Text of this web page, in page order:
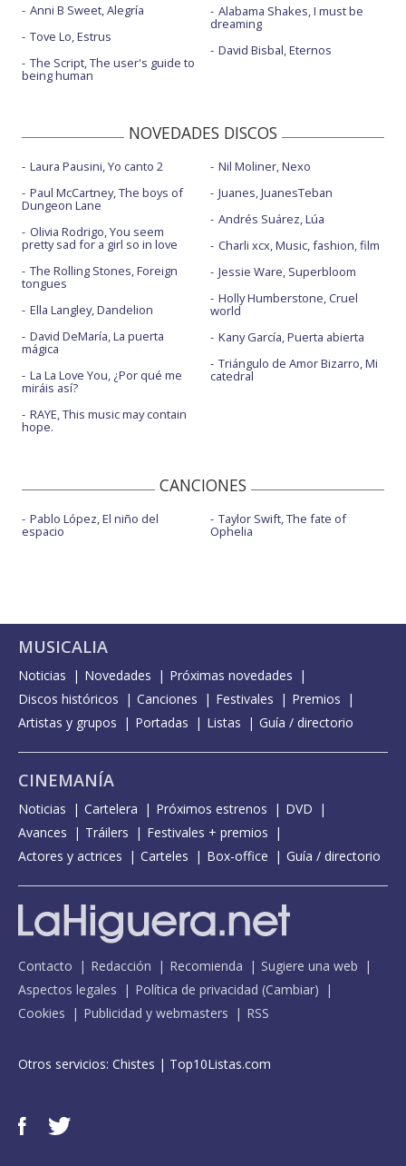
Anni B Sweet, Alegría
Tove Lo, Estrus
The Script, The user's guide to
being human
Alabama Shakes, I must be
dreaming
David Bisbal, Eternos
NOVEDADES DISCOS
Laura Pausini, Yo canto 2
Paul McCartney, The boys of
Dungeon Lane
Olivia Rodrigo, You seem
pretty sad for a girl so in love
The Rolling Stones, Foreign
tongues
Ella Langley, Dandelion
David DeMaría, La puerta
mágica
La La Love You, ¿Por qué me
miráis así?
RAYE, This music may contain
hope.
Nil Moliner, Nexo
Juanes, JuanesTeban
Andrés Suárez, Lúa
Charli xcx, Music, fashion, film
Jessie Ware, Superbloom
Holly Humberstone, Cruel
world
Kany García, Puerta abierta
Triángulo de Amor Bizarro, Mi
catedral
CANCIONES
Pablo López, El niño del
espacio
Taylor Swift, The fate of
Ophelia
MUSICALIA
Noticias Novedades
Próximas novedades
Discos históricos
Canciones Festivales
Premios
Artistas y grupos
Portadas Listas Guía / directorio
CINEMANÍA
Noticias Cartelera Próximos estrenos
DVD
Avances
Tráilers
Festivales + premios
Actores y actrices
Carteles Box-office Guía / directorio
Contacto Redacción Recomienda
Sugiere una web
Aspectos legales
Política de privacidad (Cambiar)
Cookies
Publicidad y webmasters RSS
Otros servicios: Chistes | Top10Listas.com